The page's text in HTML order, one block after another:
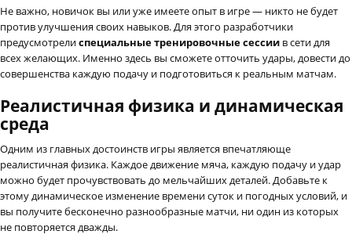
Не важно, новичок вы или уже имеете опыт в игре — никто не будет
против улучшения своих навыков. Для этого разработчики
предусмотрелиспециальные тренировочные сессии в сети для
всех желающих. Именно здесь вы сможете отточить удары, довести до
совершенства каждую подачу и подготовиться к реальным матчам.
Реалистичная физика и динамическая
среда
Одним из главных достоинств игры является впечатляюще
реалистичная физика. Каждое движение мяча, каждую подачу и удар
можно будет прочувствовать до мельчайших деталей. Добавьте к
этому динамическое изменение времени суток и погодных условий, и
вы получите бесконечно разнообразные матчи, ни один из которых
не повторяется дважды.